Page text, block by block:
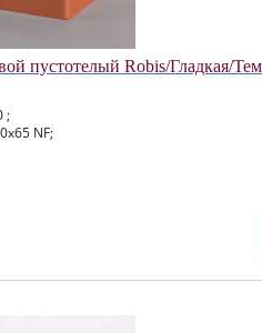
пустотелый Robis/Гладкая/
;
NF;